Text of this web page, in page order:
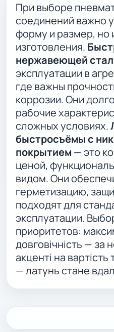
При выборе
соединений важно
форму и размер, но
изготовления.
нержавеющей
эксплуатации в
где важны
коррозии. Они
рабочие
сложных условиях.
быстросъёмы с
покрытием — это
ценой,
видом. Они
герметизацию,
подходят для
эксплуатации.
приоритетов:
довговічність — за
акценті на вартість
— латунь стане